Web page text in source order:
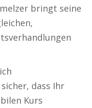
bringt seine
dass Ihr
Kurs